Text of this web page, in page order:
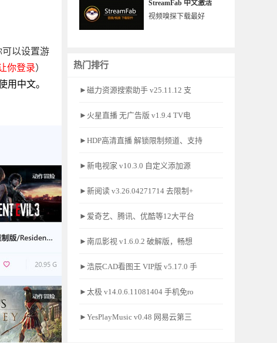
StreamFab 中文激活
视频嗅探下载最好
热门排行
►磁力资源搜索助手 v25.11.12 支
►火星直播 无广告版 v1.9.4 TV电
►HDP高清直播 解锁限制频道、支持
►新电视家 v10.3.0 自定义添加源
►新阅读 v3.26.04271714 去限制+
►爱奇艺、腾讯、优酷等12大平台
►南瓜影视 v1.6.0.2 破解版，畅想
►浩辰CAD看图王 VIP版 v5.17.0 手
►太极 v14.0.6.11081404 手机免ro
►YesPlayMusic v0.48 网易云第三
可以设置游
你登录）
用中文。